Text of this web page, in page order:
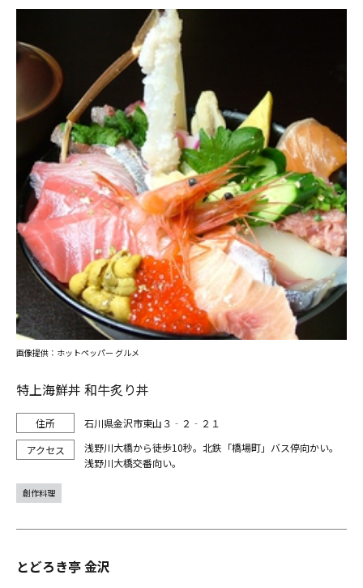
特上海鮮丼 和牛炙り丼
石川県金沢市東山３‐２‐２１
浅野川大橋から徒歩10秒。北鉄「橋場町」バス停向かい。
浅野川大橋交番向い。
画像提供：ホットペッパー グルメ
創作料理
とどろき亭 金沢